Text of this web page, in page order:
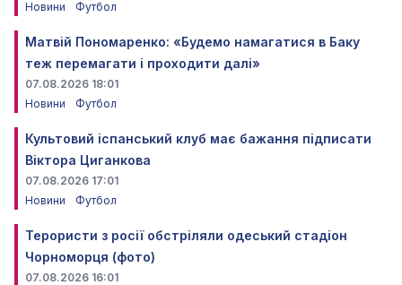
Новини Футбол
Матвій Пономаренко: «Будемо намагатися в Баку
теж перемагати і проходити далі»
07.08.2026 18:01
Новини
Футбол
Культовий іспанський клуб має бажання підписати
Віктора Циганкова
07.08.2026 17:01
Новини
Футбол
Терористи з росії обстріляли одеський стадіон
Чорноморця (фото)
07.08.2026 16:01